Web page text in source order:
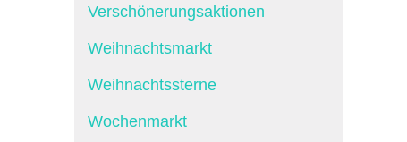
Verschönerungsaktionen
Weihnachtsmarkt
Weihnachtssterne
Wochenmarkt